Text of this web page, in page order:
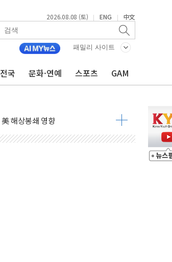
2026.08.08 (토) | ENG | 中文
패밀리 사이트
전국 문화·연예 스포츠 GAM
협에 맞설 자체 억지력 강화
해상봉쇄 영향
1%대 상승
↑ VS 트레이드데스크·웬디스↓